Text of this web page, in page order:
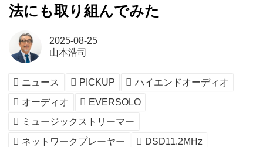
法にも取り組んでみた
2025-08-25
山本浩司
ニュース PICKUP
ハイエンドオーディオ
オーディオ
EVERSOLO
ミュージックストリーマー
ネットワークプレーヤー
DSD11.2MHz